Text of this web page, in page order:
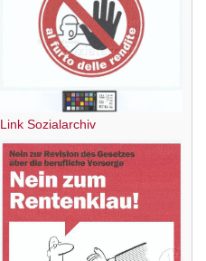
Link Sozialarchiv